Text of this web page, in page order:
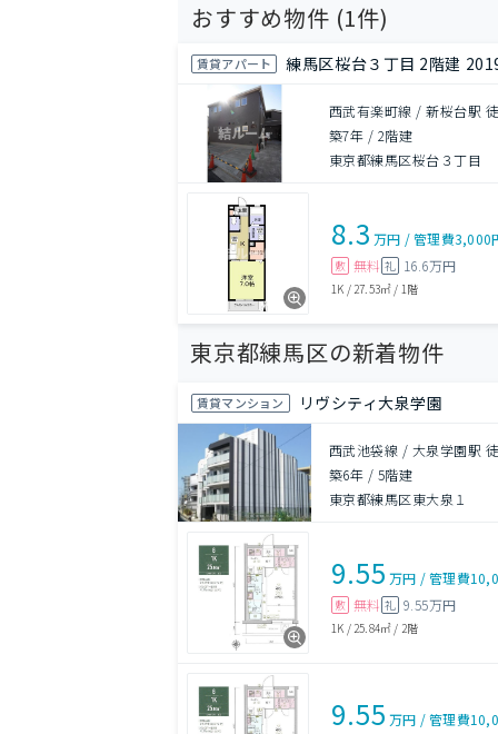
おすすめ物件 (1件)
賃貸アパート 練馬区桜台３丁目 2階建
西武有楽町線 / 新桜台駅
築7年 / 2階建
東京都練馬区桜台３丁目
8.3 万円 /管理費3,000
敷 無料 礼 16.6万円
1K / 27.53㎡ / 1階
東京都練馬区の新着物件
賃貸マンション リヴシティ大泉学園
西武池袋線 / 大泉学園駅
築6年 / 5階建
東京都練馬区東大泉１
9.55 万円 /管理費
敷 無料 礼 9.55万円
1K / 25.84㎡ / 2階
9.55 万円 /管理費